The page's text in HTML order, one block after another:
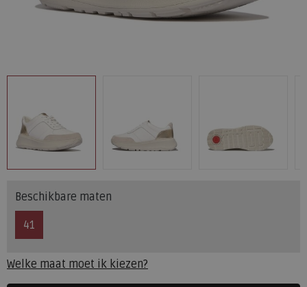
Beschikbare maten
41
Welke maat moet ik kiezen?